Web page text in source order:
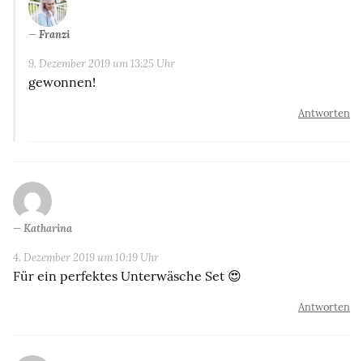
Franzi
9. Dezember 2019 um 13:25 Uhr
gewonnen!
Antworten
Katharina
4. Dezember 2019 um 10:19 Uhr
Für ein perfektes Unterwäsche Set 😍
Antworten